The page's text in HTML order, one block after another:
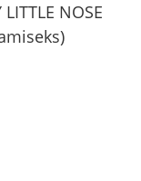
NOSE